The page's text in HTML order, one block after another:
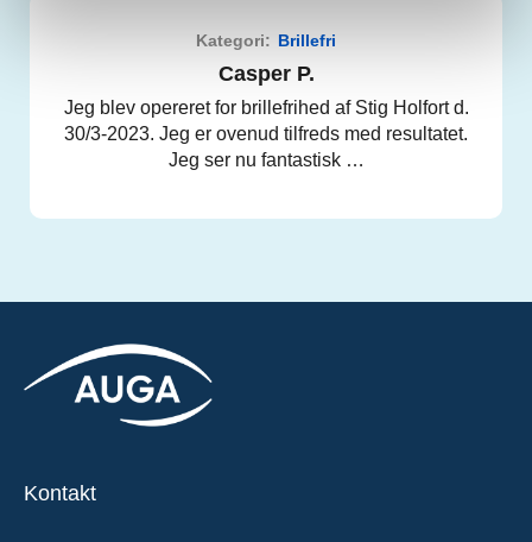
Kategori: Brillefri
Casper P.
Jeg blev opereret for brillefrihed af Stig Holfort d.
30/3-2023. Jeg er ovenud tilfreds med resultatet.
Jeg ser nu fantastisk …
Kontakt